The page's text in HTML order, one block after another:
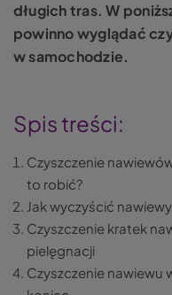
długich tras. W
powinno wyglądać
w samochodzie.
Spis treści:
Czyszczenie
to robić?
Jak wyczyścić
Czyszczenie kratek
pielęgnacji
Czyszczenie nawiewu